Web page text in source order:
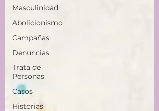
Masculinidad
Abolicionismo
Campañas
Denuncias
Trata de
Personas
Casos
Historias